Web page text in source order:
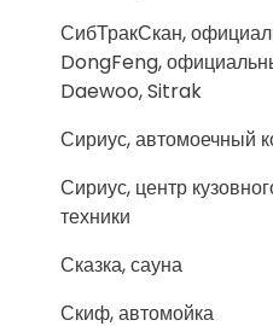
СибТракСкан,
DongFeng,
Daewoo, Sitrak
Сириус, автомоечный
Сириус, центр
техники
Сказка, сауна
Скиф, автомойка